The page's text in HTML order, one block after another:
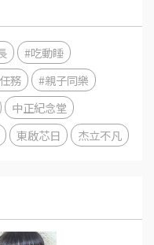
#吃動睡
務
#親子同樂
中正紀念堂
東啟芯日 杰立不凡